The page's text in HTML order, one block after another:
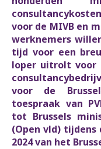
voor de MIVB en
werknemers
tijd voor een
loper uitrolt voor
voor de
toespraak van
tot Brussels
(Open vld)
2024 van het